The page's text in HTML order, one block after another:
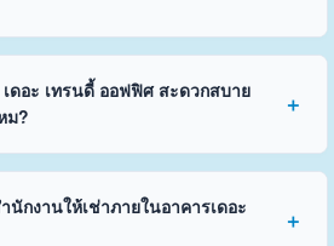
ดอะ เทรนดี้ ออฟฟิศ สะดวกสบาย
ม?
กงานให้เช่าภายในอาคารเดอะ